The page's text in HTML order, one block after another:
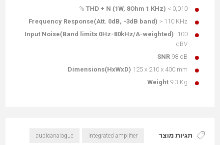
THD + N (1W, 8Ohm 1 KHz) < 0,010 %
Frequency Response(Att. 0dB, -3dB band) > 110 KHz
Input Noise(Band limits 0Hz-80kHz/A-weighted) -100
dBV
SNR 98 dB
Dimensions(HxWxD) 125 x 210 x 400 mm
Weight 9.3 Kg
תגיות מוצר integrated amplifier
audioanalogue